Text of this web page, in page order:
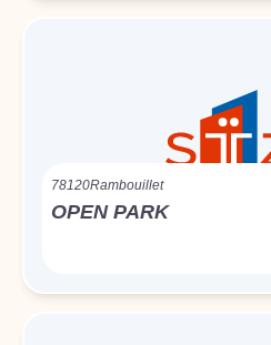
78120Rambouillet
OPEN PARK